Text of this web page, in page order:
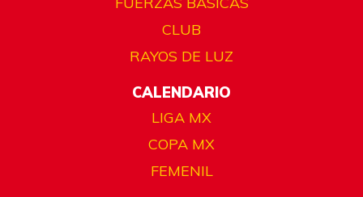
CLUB
RAYOS DE LUZ
CALENDARIO
LIGA MX
COPA MX
FEMENIL